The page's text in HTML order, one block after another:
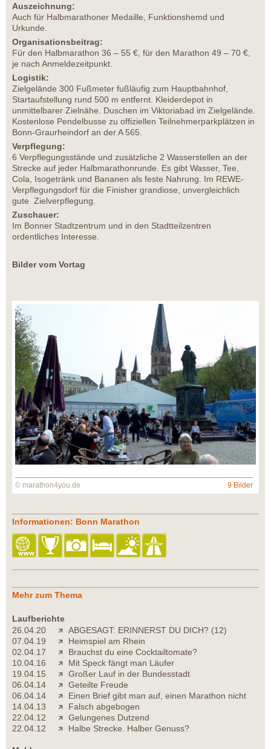
Auszeichnung:
Auch für Halbmarathoner Medaille, Funktionshemd und
Urkunde.
Organisationsbeitrag:
Für den Halbmarathon 36 – 55 €, für den Marathon 49 – 70 €,
je nach Anmeldezeitpunkt.
Logistik:
Zielgelände 300 Fußmeter fußläufig zum Hauptbahnhof,
Startaufstellung rund 500 m entfernt. Kleiderdepot in
unmittelbarer Zielnähe. Duschen im Viktoriabad im Zielgelände.
Kostenlose Pendelbusse zu offiziellen Teilnehmerparkplätzen in
Bonn-Graurheindorf an der A 565.
Verpflegung:
6 Verpflegungsstände und zusätzliche 2 Wasserstellen an der
Strecke auf jeder Halbmarathonrunde. Es gibt Wasser, Tee,
Cola, Isogetränk und Bananen als feste Nahrung. Im REWE-
Verpflegungsdorf für die Finisher grandiose, unvergleichlich
gute Zielverpflegung.
Zuschauer:
Im Bonner Stadtzentrum und in den Stadtteilzentren
ordentliches Interesse.
Bilder vom Vortag
© marathon4you.de 9 Bilder
Informationen: Bonn Marathon
Mehr zum Thema
Laufberichte
26.04.20
ABGESAGT: ERINNERST DU DICH? (12)
07.04.19
Heimspiel am Rhein
02.04.17
Brauchst du eine Cocktailtomate?
10.04.16
Mit Speck fängt man Läufer
19.04.15
Großer Lauf in der Bundesstadt
06.04.14
Geteilte Freude
06.04.14
Einen Brief gibt man auf, einen Marathon nicht
14.04.13
Falsch abgebogen
22.04.12
Gelungenes Dutzend
22.04.12
Halbe Strecke. Halber Genuss?